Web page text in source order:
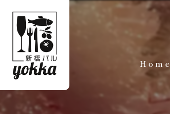
Home